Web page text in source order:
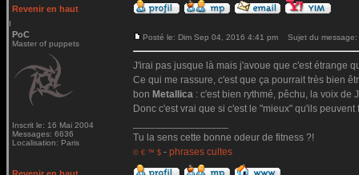
Revenir en haut
PoC
Master of puppets
Inscrit le: 16 Mai 2004
Messages: 6636
Localisation: Paris
Posté le: Dim Sep 04, 2016 4:41 pm Sujet du message:
J'irai pas jusque là mais j'avoue que c'est étrange
Ce qui me rassure, c'est que ça pourrait très bien
bon Metallica : c'est bien rythmé, pêchu, la voix de
Donc c'est vrai que si c'est le "mieux" qu'ils
Tu la sens cette bonne odeur de fitness ?!
© € ™ $ - phrases cultes